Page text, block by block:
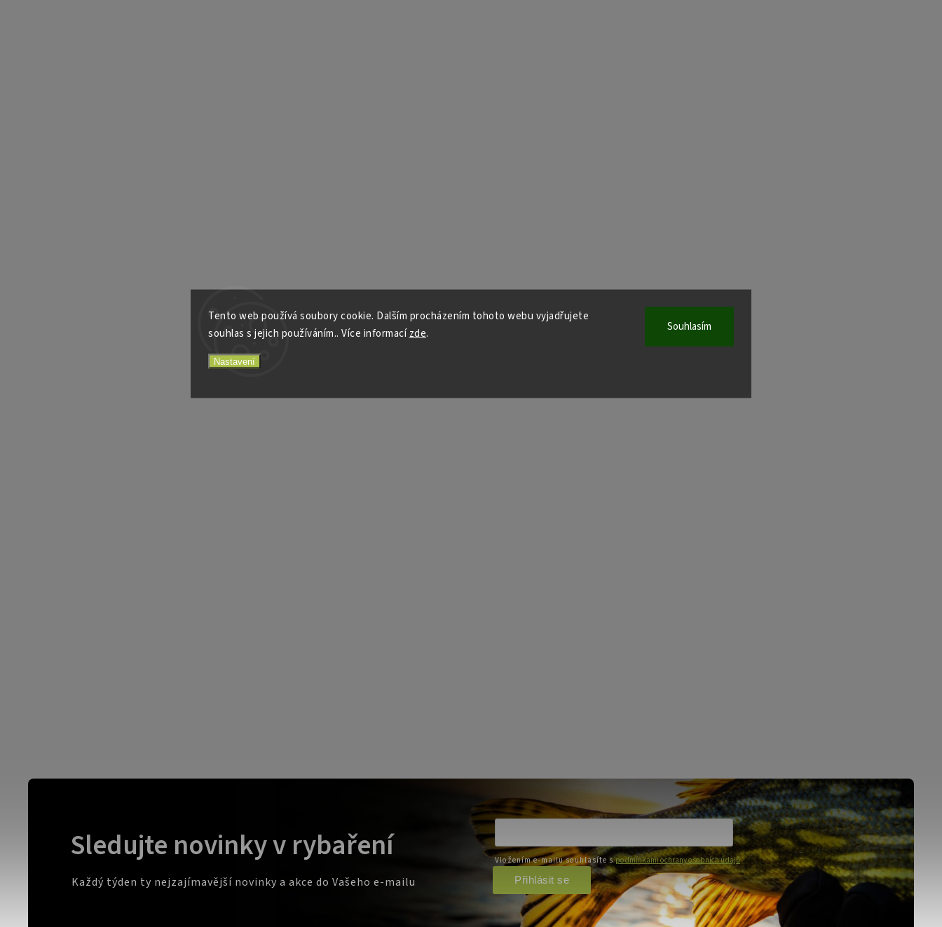
Tento web používá soubory cookie. Dalším procházením tohoto webu vyjadřujete
souhlas s jejich používáním.. Více informacízde.
Nastavení
Souhlasím
Sledujte novinky v rybaření
Každý týden ty nejzajímavější novinky a akce do Vašeho e-mailu
Vložením e-mailu souhlasíte spodmínkami ochrany osobních údajů
Přihlásit se